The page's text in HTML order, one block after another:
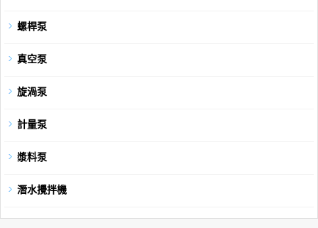
螺桿泵
真空泵
旋渦泵
計量泵
漿料泵
潛水攪拌機